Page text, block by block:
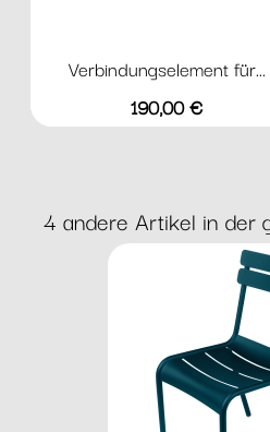
Verbindungselement für...
Preis
190,00 €
4 andere Artikel in der